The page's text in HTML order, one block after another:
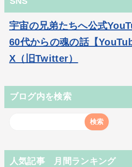
宇宙の兄弟たちへ公式
60代からの魂の話【
X（旧Twitter）
ブログ内を検索
人気記事 月間ランキング